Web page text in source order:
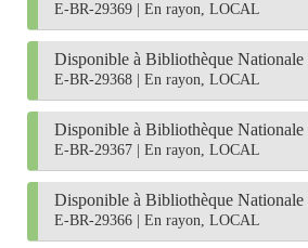
E-BR-29369 En rayon, LOCAL
Disponible à Bibliothèque Nationale
E-BR-29368 En rayon, LOCAL
Disponible à Bibliothèque Nationale
E-BR-29367 En rayon, LOCAL
Disponible à Bibliothèque Nationale
E-BR-29366 En rayon, LOCAL